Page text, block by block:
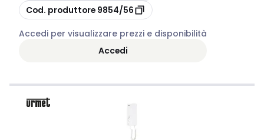
copia
Cod. produttore 9854/56
Accedi per visualizzare prezzi e disponibilità
Accedi